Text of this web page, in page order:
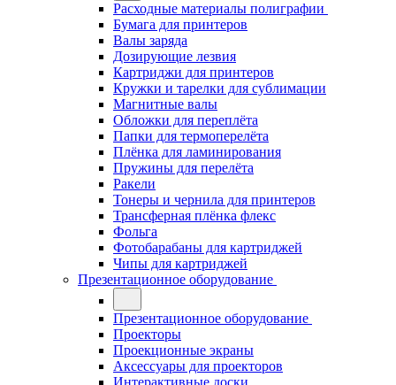
Расходные материалы полиграфии
Бумага для принтеров
Валы заряда
Дозирующие лезвия
Картриджи для принтеров
Кружки и тарелки для сублимации
Магнитные валы
Обложки для переплёта
Папки для термоперелёта
Плёнка для ламинирования
Пружины для перелёта
Ракели
Тонеры и чернила для принтеров
Трансферная плёнка флекс
Фольга
Фотобарабаны для картриджей
Чипы для картриджей
Презентационное оборудование
Презентационное оборудование
Проекторы
Проекционные экраны
Аксессуары для проекторов
Интерактивные доски